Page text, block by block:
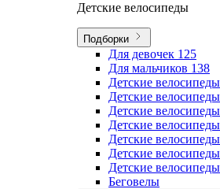
Детские велосипеды
Подборки
Для девочек 125
Для мальчиков 138
Детские
Детские
Детские
Детские
Детские
Детские
Детские
Беговелы